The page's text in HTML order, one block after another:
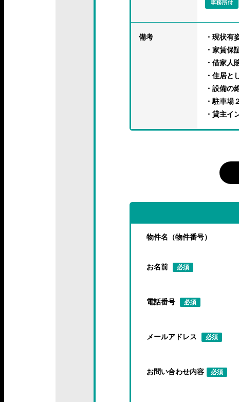
備考
・現状有
・家賃保
・借家人
・住居と
・設備の
・駐車場
・貸主イ
物件名（物件番号）
お名前 必須
電話番号 必須
メールアドレス 必須
お問い合わせ内容 必須